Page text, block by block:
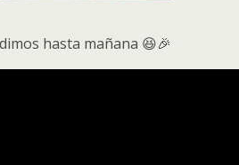
hasta mañana 😆🎉